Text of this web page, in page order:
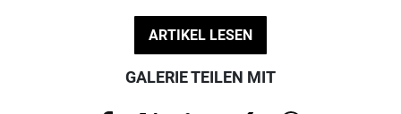
ARTIKEL LESEN
GALERIE TEILEN MIT